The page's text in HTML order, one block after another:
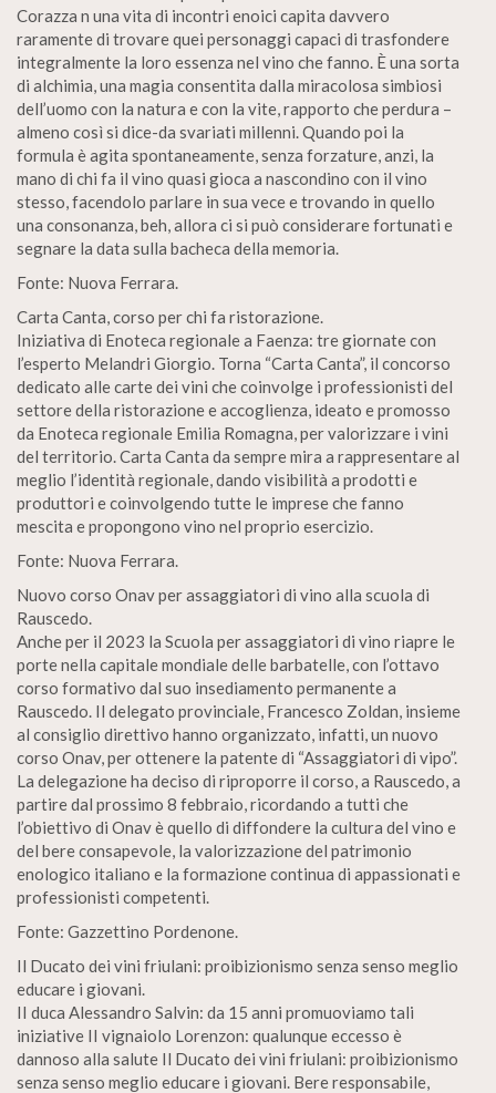
Corazza n una vita di incontri enoici capita davvero
raramente di trovare quei personaggi capaci di trasfondere
integralmente la loro essenza nel vino che fanno. È una sorta
di alchimia, una magia consentita dalla miracolosa simbiosi
dell’uomo con la natura e con la vite, rapporto che perdura –
almeno così si dice-da svariati millenni. Quando poi la
formula è agita spontaneamente, senza forzature, anzi, la
mano di chi fa il vino quasi gioca a nascondino con il vino
stesso, facendolo parlare in sua vece e trovando in quello
una consonanza, beh, allora ci si può considerare fortunati e
segnare la data sulla bacheca della memoria.
Fonte: Nuova Ferrara.
Carta Canta, corso per chi fa ristorazione.
Iniziativa di Enoteca regionale a Faenza: tre giornate con
l’esperto Melandri Giorgio. Torna “Carta Canta”, il concorso
dedicato alle carte dei vini che coinvolge i professionisti del
settore della ristorazione e accoglienza, ideato e promosso
da Enoteca regionale Emilia Romagna, per valorizzare i vini
del territorio. Carta Canta da sempre mira a rappresentare al
meglio l’identità regionale, dando visibilità a prodotti e
produttori e coinvolgendo tutte le imprese che fanno
mescita e propongono vino nel proprio esercizio.
Fonte: Nuova Ferrara.
Nuovo corso Onav per assaggiatori di vino alla scuola di
Rauscedo.
Anche per il 2023 la Scuola per assaggiatori di vino riapre le
porte nella capitale mondiale delle barbatelle, con l’ottavo
corso formativo dal suo insediamento permanente a
Rauscedo. Il delegato provinciale, Francesco Zoldan, insieme
al consiglio direttivo hanno organizzato, infatti, un nuovo
corso Onav, per ottenere la patente di “Assaggiatori di vipo”.
La delegazione ha deciso di riproporre il corso, a Rauscedo, a
partire dal prossimo 8 febbraio, ricordando a tutti che
l’obiettivo di Onav è quello di diffondere la cultura del vino e
del bere consapevole, la valorizzazione del patrimonio
enologico italiano e la formazione continua di appassionati e
professionisti competenti.
Fonte: Gazzettino Pordenone.
Il Ducato dei vini friulani: proibizionismo senza senso meglio
educare i giovani.
II duca Alessandro Salvin: da 15 anni promuoviamo tali
iniziative II vignaiolo Lorenzon: qualunque eccesso è
dannoso alla salute Il Ducato dei vini friulani: proibizionismo
senza senso meglio educare i giovani. Bere responsabile,